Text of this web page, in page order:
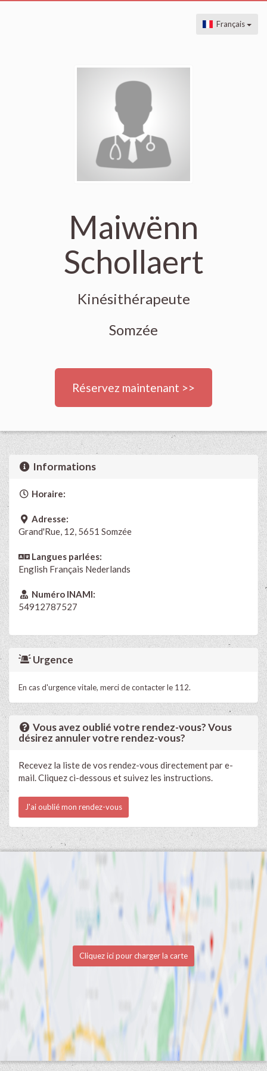
Français
Maiwënn
Schollaert
Kinésithérapeute
Somzée
Réservez maintenant >>
Informations
Horaire:
Adresse:
Grand'Rue, 12, 5651 Somzée
Langues parlées:
English Français Nederlands
Numéro INAMI:
54912787527
Urgence
En cas d'urgence vitale, merci de contacter le 112.
Vous avez oublié votre rendez-vous? Vous
désirez annuler votre rendez-vous?
Recevez la liste de vos rendez-vous directement par e-
mail. Cliquez ci-dessous et suivez les instructions.
J'ai oublié mon rendez-vous
Cliquez ici pour charger la carte